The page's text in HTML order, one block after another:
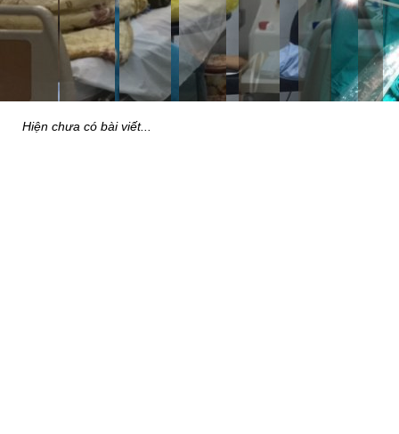
Hiện chưa có bài viết...